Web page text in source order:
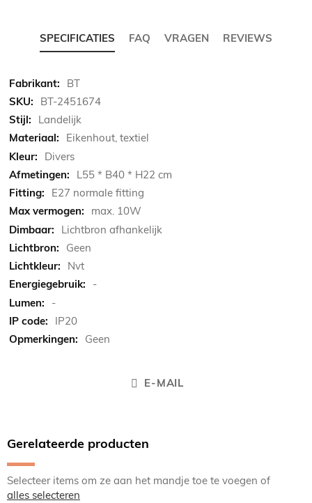
SPECIFICATIES FAQ VRAGEN REVIEWS
Meer
informatie
BT
BT-2451674
Landelijk
Eikenhout, textiel
Divers
L55 * B40 * H22 cm
E27 normale fitting
max. 10W
Lichtbron afhankelijk
Geen
Nvt
-
-
IP20
Geen
E-MAIL
Gerelateerde producten
Selecteer items om ze aan het mandje toe te voegen of
alles selecteren